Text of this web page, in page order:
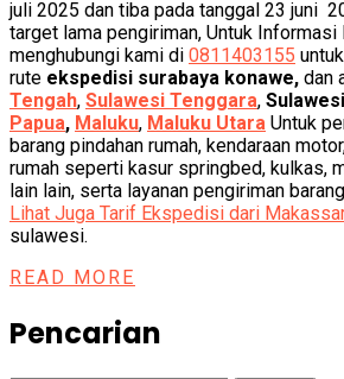
juli 2025 dan tiba pada tanggal 23 juni
target lama pengiriman, Untuk Informasi
menghubungi kami di 0811403155
rute ekspedisi surabaya konawe, dan
Tengah, Sulawesi Tenggara,
Papua, Maluku, Maluku Utara Untuk
barang pindahan rumah, kendaraan
rumah seperti kasur springbed, kulkas,
lain lain, serta layanan pengiriman
Lihat Juga Tarif Ekspedisi dari
sulawesi.
READ MORE
Pencarian